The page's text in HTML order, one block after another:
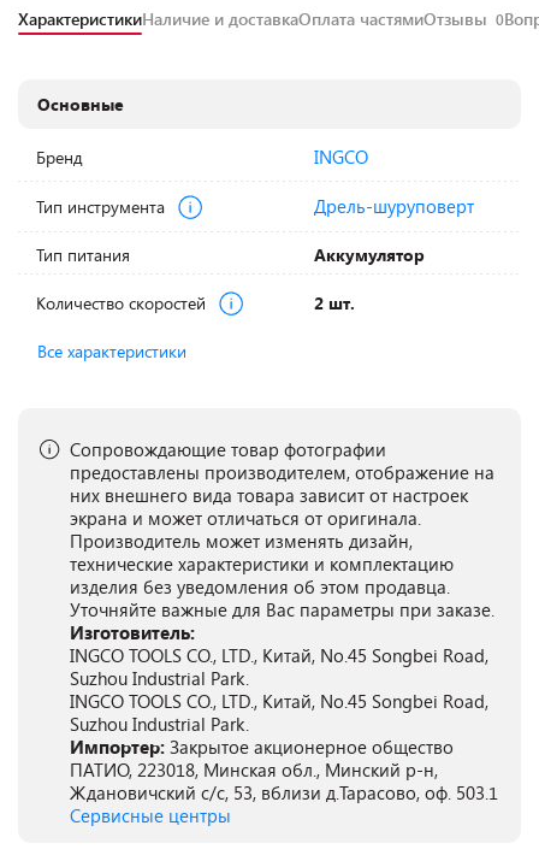
ХарактеристикиНаличие и доставкаОплата частямиОтзывы 0
Основные
Бренд INGCO
Тип инструмента Дрель-шуруповерт
Тип питания Аккумулятор
Количество скоростей 2 шт.
Все характеристики
Сопровождающие товар фотографии
предоставлены производителем, отображение на
них внешнего вида товара зависит от настроек
экрана и может отличаться от оригинала.
Производитель может изменять дизайн,
технические характеристики и комплектацию
изделия без уведомления об этом продавца.
Уточняйте важные для Вас параметры при заказе.
Изготовитель:
INGCO TOOLS CO., LTD., Китай, No.45 Songbei Road,
Suzhou Industrial Park.
INGCO TOOLS CO., LTD., Китай, No.45 Songbei Road,
Suzhou Industrial Park.
Импортер: Закрытое акционерное общество
ПАТИО, 223018, Минская обл., Минский р-н,
Ждановичский с/с, 53, вблизи д.Тарасово, оф. 503.1
Сервисные центры